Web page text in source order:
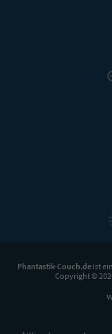
Phantastik-Couch.deist
Copyright ©